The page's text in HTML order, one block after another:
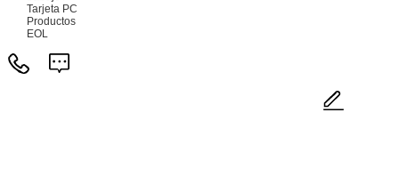
Tarjeta PC
Productos
EOL